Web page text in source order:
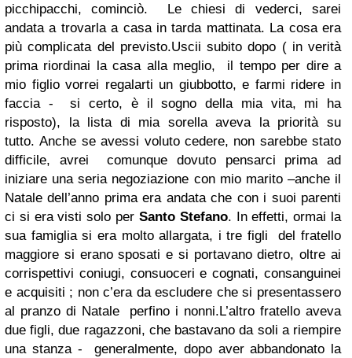
picchipacchi, cominciò. Le chiesi di vederci, sarei
andata a trovarla a casa in tarda mattinata. La cosa era
più complicata del previsto.Uscii subito dopo ( in verità
prima riordinai la casa alla meglio, il tempo per dire a
mio figlio vorrei regalarti un giubbotto, e farmi ridere in
faccia - si certo, è il sogno della mia vita, mi ha
risposto), la lista di mia sorella aveva la priorità su
tutto. Anche se avessi voluto cedere, non sarebbe stato
difficile, avrei comunque dovuto pensarci prima ad
iniziare una seria negoziazione con mio marito –anche il
Natale dell’anno prima era andata che con i suoi parenti
ci si era visti solo per Santo Stefano. In effetti, ormai la
sua famiglia si era molto allargata, i tre figli del fratello
maggiore si erano sposati e si portavano dietro, oltre ai
corrispettivi coniugi, consuoceri e cognati, consanguinei
e acquisiti ; non c’era da escludere che si presentassero
al pranzo di Natale perfino i nonni.L’altro fratello aveva
due figli, due ragazzoni, che bastavano da soli a riempire
una stanza - generalmente, dopo aver abbandonato la